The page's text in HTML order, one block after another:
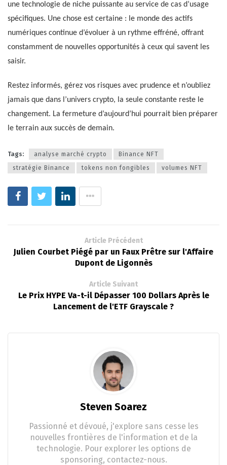
une technologie de niche puissante au service de cas d’usage
spécifiques. Une chose est certaine : le monde des actifs
numériques continue d’évoluer à un rythme effréné, offrant
constamment de nouvelles opportunités à ceux qui savent les
saisir.
Restez informés, gérez vos risques avec prudence et n’oubliez
jamais que dans l’univers crypto, la seule constante reste le
changement. La fermeture d’aujourd’hui pourrait bien préparer
le terrain aux succès de demain.
Tags: analyse marché crypto
Binance NFT
stratégie Binance
tokens non fongibles volumes NFT
Article Précédent
Julien Courbet Piégé par un Faux Prêtre sur l'Affaire
Dupont de Ligonnès
Article Suivant
Le Prix HYPE Va-t-il Dépasser 100 Dollars Après le
Lancement de l'ETF Grayscale ?
Steven Soarez
Passionné et dévoué, j'explore sans cesse les
nouvelles frontières de l'information et de la
technologie. Pour explorer les options de
sponsoring, contactez-nous.